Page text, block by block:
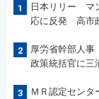
1
日本リリー マ
応に反発 高市
2
厚労省幹部人
政策統括官に三
3
ＭＲ認定セン